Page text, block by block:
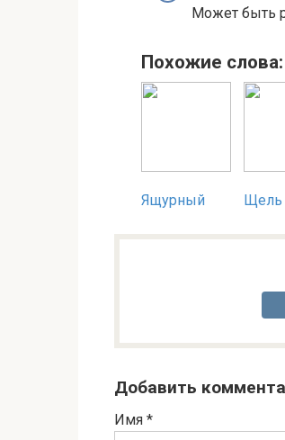
Может быть
Похожие слова:
Ящурный Щель
Добавить
Имя *